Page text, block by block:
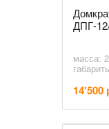
ДПГ-
масса:
14'500